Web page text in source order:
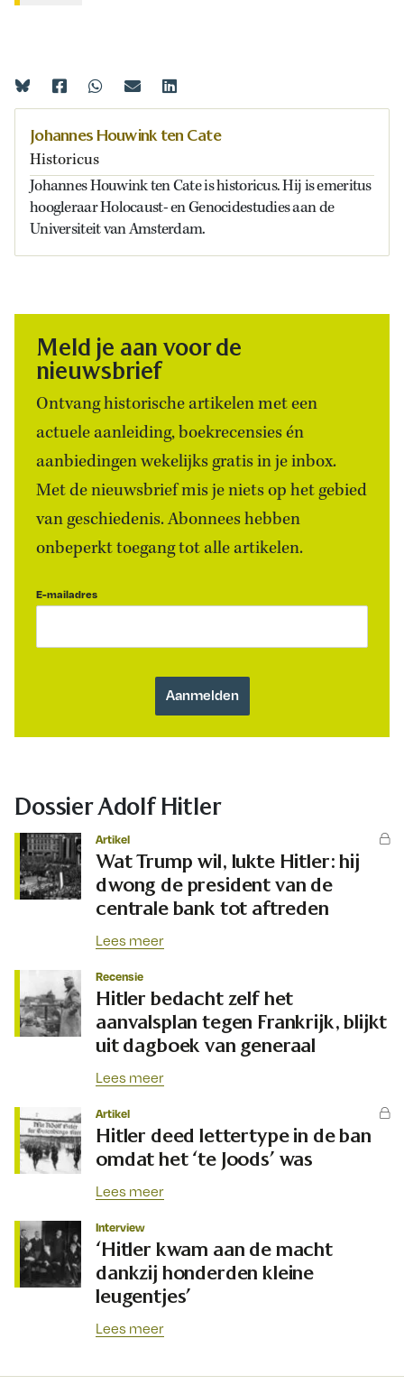
Johannes Houwink ten Cate
Historicus
Johannes Houwink ten Cate is historicus. Hij is emeritus
hoogleraar Holocaust- en Genocidestudies aan de
Universiteit van Amsterdam.
Meld je aan voor de
nieuwsbrief
Ontvang historische artikelen met een
actuele aanleiding, boekrecensies én
aanbiedingen wekelijks gratis in je inbox.
Met de nieuwsbrief mis je niets op het gebied
van geschiedenis. Abonnees hebben
onbeperkt toegang tot alle artikelen.
E-mailadres
Dossier Adolf Hitler
Artikel
Wat Trump wil, lukte Hitler: hij
dwong de president van de
centrale bank tot aftreden
Lees meer
Recensie
Hitler bedacht zelf het
aanvalsplan tegen Frankrijk, blijkt
uit dagboek van generaal
Lees meer
Artikel
Hitler deed lettertype in de ban
omdat het ‘te Joods’ was
Lees meer
Interview
‘Hitler kwam aan de macht
dankzij honderden kleine
leugentjes’
Lees meer